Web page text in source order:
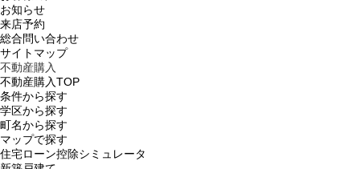
お知らせ
来店予約
総合問い合わせ
サイトマップ
不動産購入
不動産購入TOP
条件から探す
学区から探す
町名から探す
マップで探す
住宅ローン控除シミュレータ